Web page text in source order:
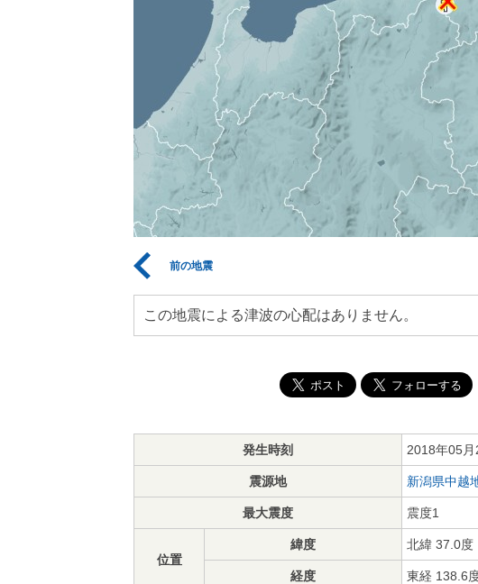
前の地震
この地震による津波の心配はありません。
発生時刻 2018年05
震源地 新潟県中越
最大震度 震度1
位置
緯度 北緯 37.0度
経度 東経 138.6